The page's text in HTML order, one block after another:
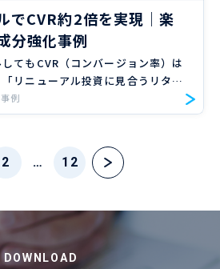
でCVR約2倍を実現｜楽
分強化事例
してもCVR（コンバージョン率）は
リニューアル投資に見合うリター
――こうした悩みを抱える楽天市場の
ないでしょうか。 本記事では、こ
例
2 … 12
DOWNLOAD